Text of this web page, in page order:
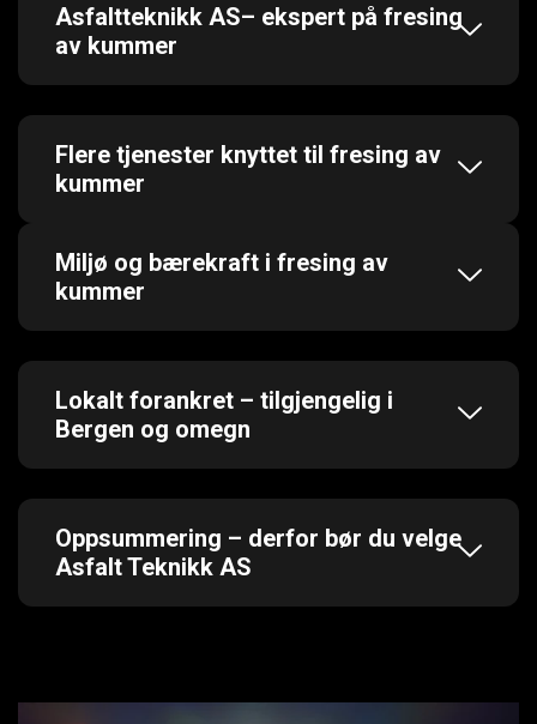
Asfaltteknikk AS– ekspert på fresing
av kummer
Flere tjenester knyttet til fresing av
kummer
Miljø og bærekraft i fresing av
kummer
Lokalt forankret – tilgjengelig i
Bergen og omegn
Oppsummering – derfor bør du velge
Asfalt Teknikk AS